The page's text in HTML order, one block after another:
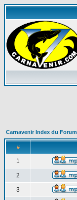
Carnavenir Index du Forum
#
1
2
3